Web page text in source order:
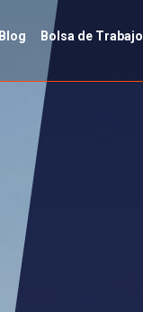
Blog Bolsa de Trabajo